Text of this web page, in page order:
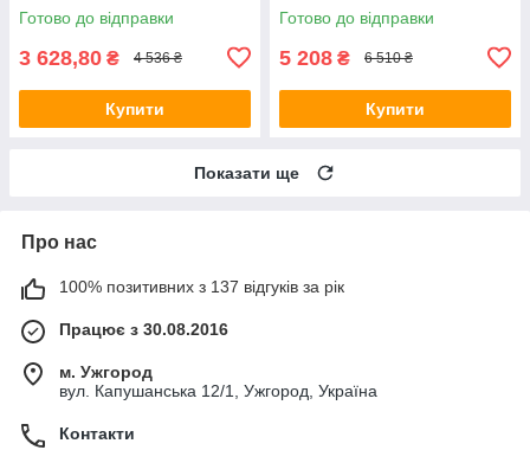
Готово до відправки
3 628,80 ₴ 4 536 ₴
Купити
Готово до відправки
5 208 ₴ 6 510 ₴
Купити
Показати ще
Про нас
100% позитивних з 137 відгуків за рік
Працює з 30.08.2016
м. Ужгород
вул. Капушанська 12/1, Ужгород, Україна
Контакти